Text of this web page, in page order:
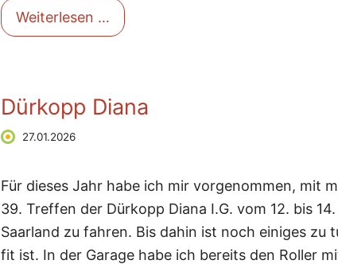
Weiterlesen … Bestandsaufnahme an der
Dürkopp Diana
27.01.2026
Für dieses Jahr habe ich mir vorgenommen, mit
39. Treffen der Dürkopp Diana I.G. vom 12. bis
Saarland zu fahren. Bis dahin ist noch einiges zu
fit ist. In der Garage habe ich bereits den Roller